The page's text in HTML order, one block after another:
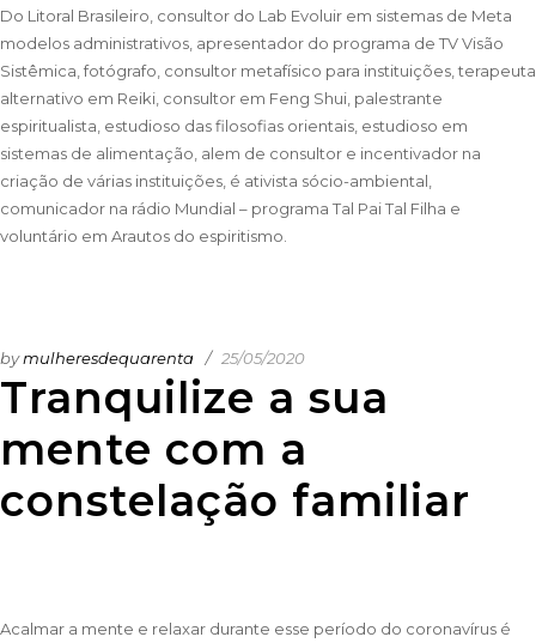
Do Litoral Brasileiro, consultor do Lab Evoluir em sistemas de Meta
modelos administrativos, apresentador do programa de TV Visão
Sistêmica, fotógrafo, consultor metafísico para instituições, terapeuta
alternativo em Reiki, consultor em Feng Shui, palestrante
espiritualista, estudioso das filosofias orientais, estudioso em
sistemas de alimentação, alem de consultor e incentivador na
criação de várias instituições, é ativista sócio-ambiental,
comunicador na rádio Mundial – programa Tal Pai Tal Filha e
voluntário em Arautos do espiritismo.
Tranquilize a sua
mente com a
constelação familiar
bymulheresdequarenta 25/05/2020
Acalmar a mente e relaxar durante esse período do coronavírus é